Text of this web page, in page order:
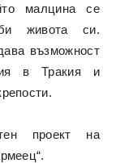
малцина се
живота си.
възможност
в Тракия и
проект на